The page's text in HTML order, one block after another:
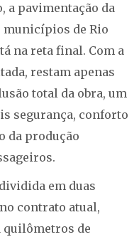
a pavimentação da
municípios de Rio
na reta final. Com a
restam apenas
total da obra, um
segurança, conforto
da produção
em duas
contrato atual,
quilômetros de